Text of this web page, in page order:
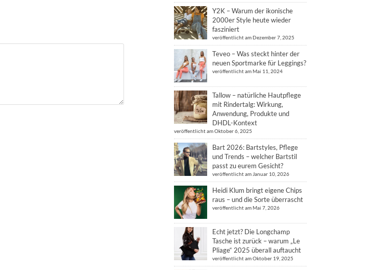
Y2K – Warum der ikonische
2000er Style heute wieder
fasziniert
veröffentlicht am Dezember 7, 2025
Teveo – Was steckt hinter der
neuen Sportmarke für Leggings?
veröffentlicht am Mai 11, 2024
Tallow – natürliche Hautpflege
mit Rindertalg: Wirkung,
Anwendung, Produkte und
DHDL-Kontext
veröffentlicht am Oktober 6, 2025
Bart 2026: Bartstyles, Pflege
und Trends – welcher Bartstil
passt zu eurem Gesicht?
veröffentlicht am Januar 10, 2026
Heidi Klum bringt eigene Chips
raus – und die Sorte überrascht
veröffentlicht am Mai 7, 2026
Echt jetzt? Die Longchamp
Tasche ist zurück – warum „Le
Pliage“ 2025 überall auftaucht
veröffentlicht am Oktober 19, 2025